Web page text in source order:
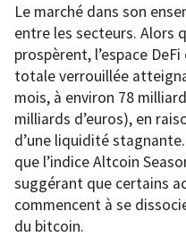
Le marché dans son
entre les secteurs. Alors
prospèrent, l’espace
totale verrouillée
mois, à environ 78
milliards d’euros), en
d’une liquidité
que l’indice Altcoin
suggérant que certains
commencent à se
du bitcoin.